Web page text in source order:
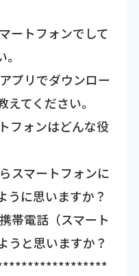
ートフォンでして
プリでダウンロー
てください。
フォンはどんな役
スマートフォンに
うに思いますか？
帯電話（スマート
うと思いますか？